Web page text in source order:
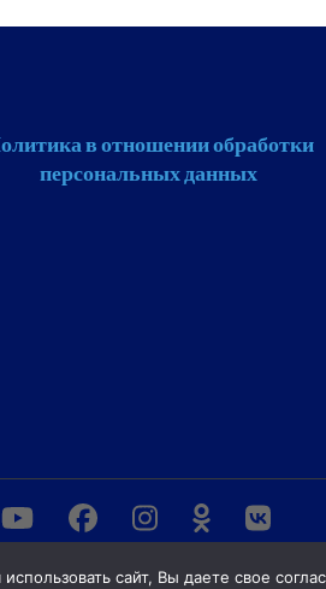
в отношении обработки
персональных данных
государственная академия
сайт, Вы даете свое